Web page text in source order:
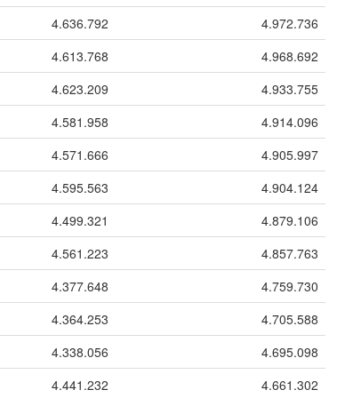
4.636.792
4.972.736
4.613.768
4.968.692
4.623.209
4.933.755
4.581.958
4.914.096
4.571.666
4.905.997
4.595.563
4.904.124
4.499.321
4.879.106
4.561.223
4.857.763
4.377.648
4.759.730
4.364.253
4.705.588
4.338.056
4.695.098
4.441.232 4.661.302